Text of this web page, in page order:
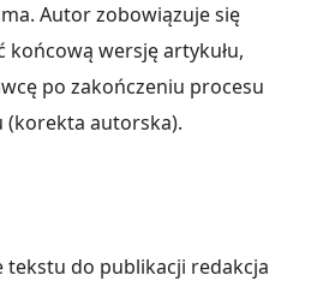
Autor zobowiązuje się
wersję artykułu,
po zakończeniu procesu
(korekta autorska).
tekstu do publikacji redakcja